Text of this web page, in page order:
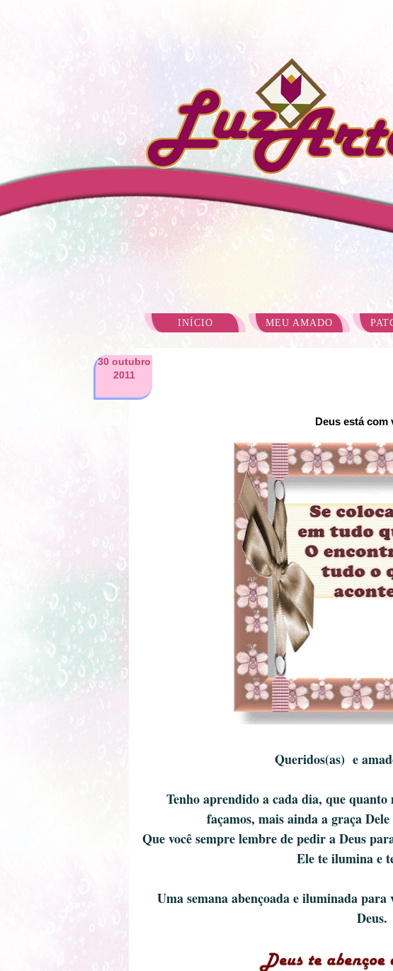
INÍCIO MEU AMADO
30 outubro
2011
Deus está com
Queridos(as) e
Tenho aprendido a cada dia, que quanto
façamos, mais ainda a graça
Que você sempre lembre de pedir a Deus
Ele te ilumina e
Uma semana abençoada e iluminada para
Deus.